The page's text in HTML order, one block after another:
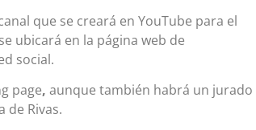
que se creará en YouTube para el
ubicará en la página web de
social.
page, aunque también habrá un jurado
Rivas.